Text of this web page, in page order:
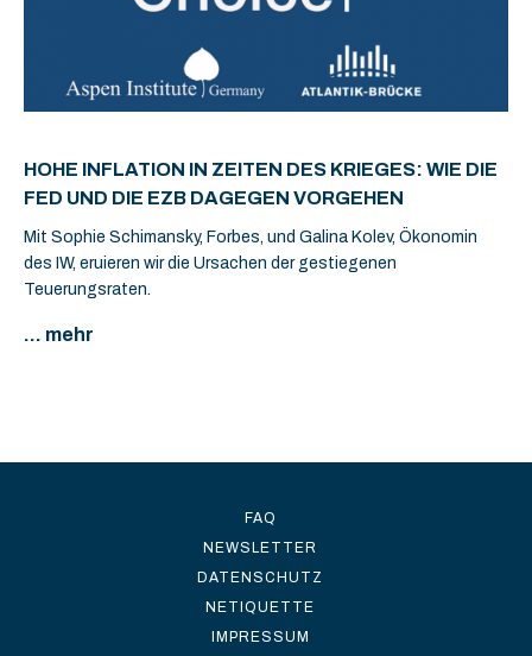
HOHE INFLATION IN ZEITEN DES KRIEGES: WIE DIE
FED UND DIE EZB DAGEGEN VORGEHEN
Mit Sophie Schimansky, Forbes, und Galina Kolev, Ökonomin
des IW, eruieren wir die Ursachen der gestiegenen
Teuerungsraten.
... mehr
FAQ
NEWSLETTER
DATENSCHUTZ
NETIQUETTE
IMPRESSUM